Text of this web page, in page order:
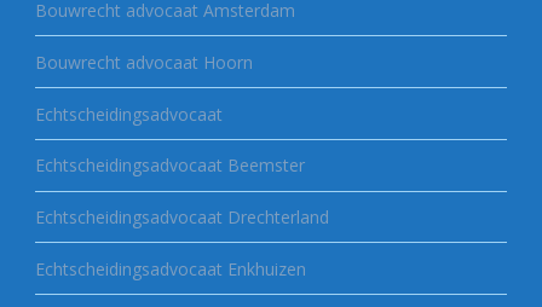
Bouwrecht advocaat Amsterdam
Bouwrecht advocaat Hoorn
Echtscheidingsadvocaat
Echtscheidingsadvocaat Beemster
Echtscheidingsadvocaat Drechterland
Echtscheidingsadvocaat Enkhuizen